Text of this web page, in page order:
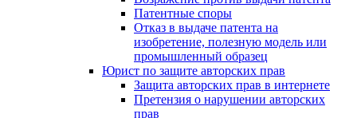
Патентные споры
Отказ в выдаче патента на
изобретение, полезную модель или
промышленный образец
Юрист по защите авторских прав
Защита авторских прав в интернете
Претензия о нарушении авторских
прав